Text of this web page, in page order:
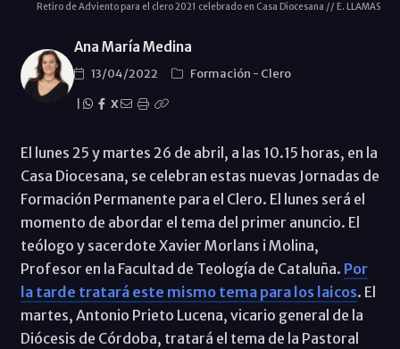
Retiro de Adviento para el clero 2021 celebrado en Casa Diocesana // E. LLAMAS
Ana María Medina
13/04/2022 Formación - Clero
X
El lunes 25 y martes 26 de abril, a las 10.15 horas, en la
Casa Diocesana, se celebran estas nuevas Jornadas de
Formación Permanente para el Clero. El lunes será el
momento de abordar el tema del primer anuncio. El
teólogo y sacerdote Xavier Morlans i Molina,
Profesor en la Facultad de Teología de Cataluña. Por
la tarde tratará este mismo tema para los laicos. El
martes, Antonio Prieto Lucena, vicario general de la
Diócesis de Córdoba, tratará el tema de la Pastoral